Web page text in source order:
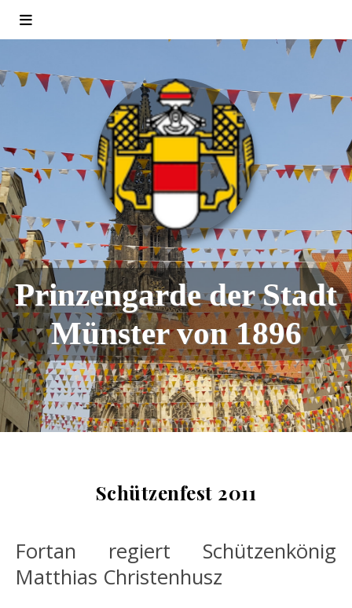
Prinzengarde der Stadt
Münster von 1896
Schützenfest 2011
Fortan regiert Schützenkönig
Matthias Christenhusz